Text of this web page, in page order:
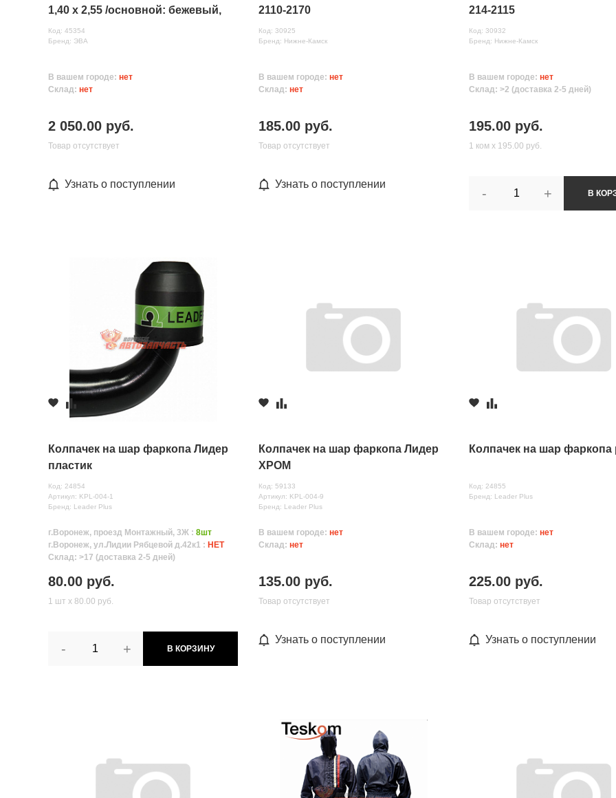
1,40 х 2,55 /основной: бежевый,
кант: светло серый/
Код: 45354
Бренд: ЭВА
В вашем городе: нет
Склад: нет
2 050.00 руб.
Товар отсутствует
Узнать о поступлении
2110-2170
Код: 30925
Бренд: Нижне-Камск
В вашем городе:нет
Склад:нет
185.00 руб.
Товар отсутствует
Узнать о поступлении
214-2115
Код: 30932
Бренд: Нижне-Камск
В вашем городе:нет
Склад: >2 (доставка 2-5 дней)
195.00 руб.
1 ком х 195.00 руб.
- + В
Колпачек на шар фаркопа Лидер
пластик
Код: 24854
Артикул: KPL-004-1
Бренд: Leader Plus
г.Воронеж, проезд Монтажный, 3Ж : 8шт
г.Воронеж, ул.Лидии Рябцевой д.42к1 : НЕТ
Склад: >17 (доставка 2-5 дней)
80.00 руб.
1 шт х 80.00 руб.
- + В КОРЗИНУ
Колпачек на шар фаркопа Лидер
ХРОМ
Код: 59133
Артикул: KPL-004-9
Бренд: Leader Plus
В вашем городе:нет
Склад:нет
135.00 руб.
Товар отсутствует
Узнать о поступлении
Колпачек на шар фаркопа
Код: 24855
Бренд: Leader Plus
В вашем городе:нет
Склад:нет
225.00 руб.
Товар отсутствует
Узнать о поступлении